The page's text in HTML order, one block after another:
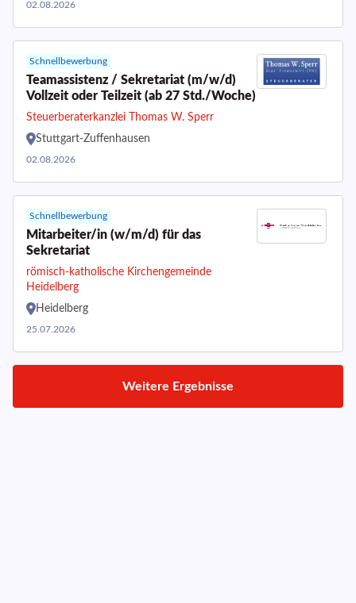
02.08.2026
Schnellbewerbung
Teamassistenz / Sekretariat (m/w/d)
Vollzeit oder Teilzeit (ab 27 Std./Woche)
Steuerberaterkanzlei Thomas W. Sperr
Stuttgart-Zuffenhausen
02.08.2026
Schnellbewerbung
Mitarbeiter/in (w/m/d) für das
Sekretariat
römisch-katholische Kirchengemeinde
Heidelberg
Heidelberg
25.07.2026
Weitere Ergebnisse